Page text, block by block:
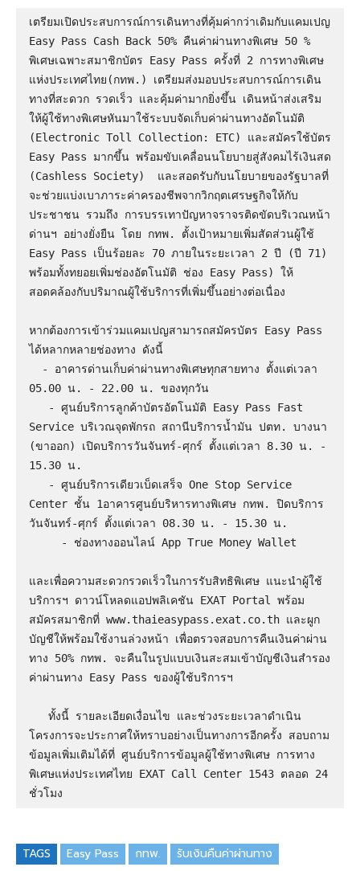
เตรียมเปิดประสบการณ์การเดินทางที่คุ้มค่ากว่าเดิมกับแคมเปญ
Easy Pass Cash Back 50% คืนค่าผ่านทางพิเศษ 50 %
พิเศษเฉพาะสมาชิกบัตร Easy Pass ครั้งที่ 2 การทางพิเศษ
แห่งประเทศไทย(กทพ.) เตรียมส่งมอบประสบการณ์การเดิน
ทางที่สะดวก รวดเร็ว และคุ้มค่ามากยิ่งขึ้น เดินหน้าส่งเสริม
ให้ผู้ใช้ทางพิเศษหันมาใช้ระบบจัดเก็บค่าผ่านทางอัตโนมัติ
(Electronic Toll Collection: ETC) และสมัครใช้บัตร
Easy Pass มากขึ้น พร้อมขับเคลื่อนนโยบายสู่สังคมไร้เงินสด
(Cashless Society)  และสอดรับกับนโยบายของรัฐบาลที่
จะช่วยแบ่งเบาภาระค่าครองชีพจากวิกฤตเศรษฐกิจให้กับ
ประชาชน รวมถึง การบรรเทาปัญหาจราจรติดขัดบริเวณหน้า
ด่านฯ อย่างยั่งยืน โดย กทพ. ตั้งเป้าหมายเพิ่มสัดส่วนผู้ใช้
Easy Pass เป็นร้อยละ 70 ภายในระยะเวลา 2 ปี (ปี 71)
พร้อมทั้งทยอยเพิ่มช่องอัตโนมัติ ช่อง Easy Pass) ให้
สอดคล้องกับปริมาณผู้ใช้บริการที่เพิ่มขึ้นอย่างต่อเนื่อง
หากต้องการเข้าร่วมแคมเปญสามารถสมัครบัตร Easy Pass
ได้หลากหลายช่องทาง ดังนี้
05.00 น. - 22.00 น. ของทุกวัน
Service บริเวณจุดพักรถ สถานีบริการน้ำมัน ปตท. บางนา
(ขาออก) เปิดบริการวันจันทร์-ศุกร์ ตั้งแต่เวลา 8.30 น. -
15.30 น.
Center ชั้น 1อาคารศูนย์บริหารทางพิเศษ กทพ. ปิดบริการ
วันจันทร์-ศุกร์ ตั้งแต่เวลา 08.30 น. - 15.30 น.
และเพื่อความสะดวกรวดเร็วในการรับสิทธิพิเศษ แนะนำผู้ใช้
บริการฯ ดาวน์โหลดแอปพลิเคชัน EXAT Portal พร้อม
สมัครสมาชิกที่ www.thaieasypass.exat.co.th และผูก
บัญชีให้พร้อมใช้งานล่วงหน้า เพื่อตรวจสอบการคืนเงินค่าผ่าน
ทาง 50% กทพ. จะคืนในรูปแบบเงินสะสมเข้าบัญชีเงินสำรอง
ค่าผ่านทาง Easy Pass ของผู้ใช้บริการฯ
โครงการจะประกาศให้ทราบอย่างเป็นทางการอีกครั้ง สอบถาม
ข้อมูลเพิ่มเติมได้ที่ ศูนย์บริการข้อมูลผู้ใช้ทางพิเศษ การทาง
พิเศษแห่งประเทศไทย EXAT Call Center 1543 ตลอด 24
ชั่วโมง
TAGS Easy Pass กทพ. รับเงินคืนค่าผ่านทาง